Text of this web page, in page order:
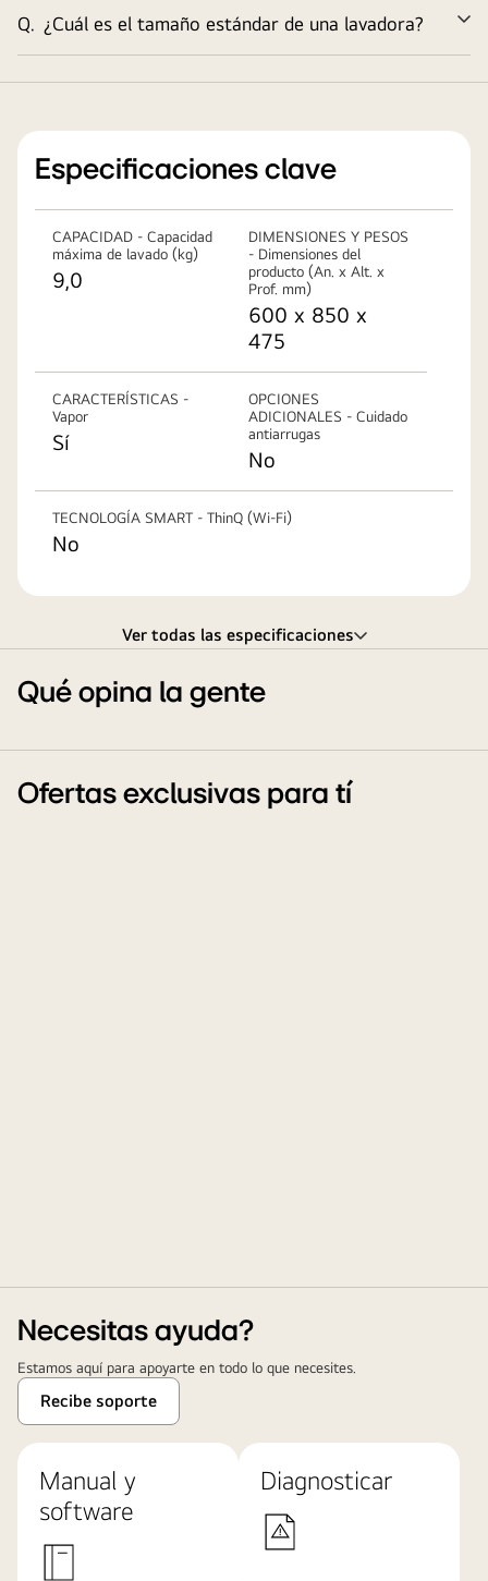
Q. ¿Cuál es el tamaño estándar de una lavadora?
Especificaciones clave
CAPACIDAD - Capacidad
máxima de lavado (kg)
9,0
DIMENSIONES Y PESOS
- Dimensiones del
producto (An. x Alt. x
Prof. mm)
600 x 850 x
475
CARACTERÍSTICAS -
Vapor
Sí
OPCIONES
ADICIONALES - Cuidado
antiarrugas
No
TECNOLOGÍA SMART - ThinQ (Wi-Fi)
No
Ver todas las especificaciones
Qué opina la gente
Ofertas exclusivas para tí
Necesitas ayuda?
Estamos aquí para apoyarte en todo lo que necesites.
Recibe soporte
Manual y
software
Diagnosticar